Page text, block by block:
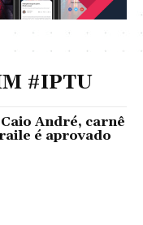
#IPTU
André, carnê
é aprovado